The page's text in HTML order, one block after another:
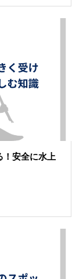
！安全に水上